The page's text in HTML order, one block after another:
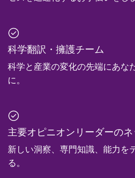
科学翻訳・擁護チーム
科学と産業の変化の先端にあな
に。
主要オピニオンリーダーの
新しい洞察、専門知識、能力を
る。